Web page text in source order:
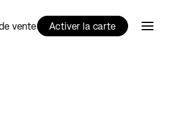
vente Activer la carte